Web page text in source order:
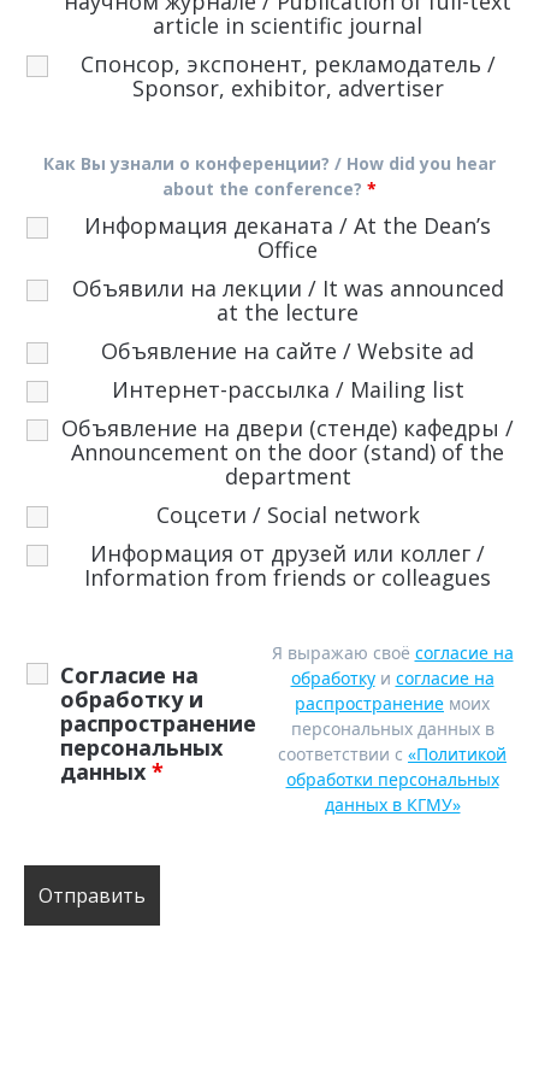
article in scientific journal
Спонсор, экспонент, рекламодатель /
Sponsor, exhibitor, advertiser
Как Вы узнали о конференции? / How did you hear
about the conference? *
Информация деканата / At the Dean’s
Office
Объявили на лекции / It was announced
at the lecture
Объявление на сайте / Website ad
Интернет-рассылка / Mailing list
Объявление на двери (стенде) кафедры /
Announcement on the door (stand) of the
department
Соцсети / Social network
Информация от друзей или коллег /
Information from friends or colleagues
Согласие на
обработку и
распространение
персональных
данных *
Я выражаю своё согласие на
обработкуи согласие на
распространение моих
персональных данных в
соответствии с «Политикой
обработки персональных
данных в КГМУ»